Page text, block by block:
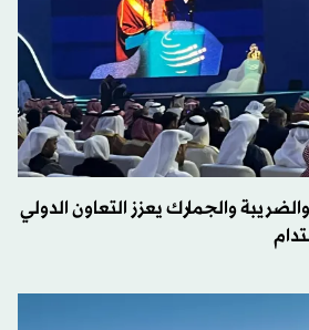
والجمارك يعزز التعاون الدولي